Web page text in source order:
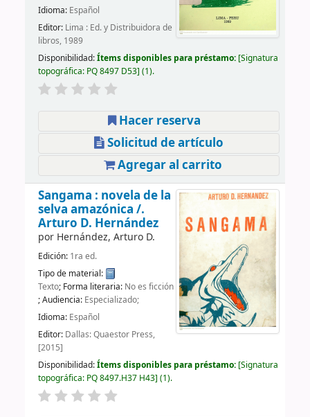
Idioma: Español
Editor: Lima : Ed. y Distribuidora de
libros, 1989
Disponibilidad:Ítems disponibles para préstamo: Signatura
topográfica: PQ 8497 D53 (1).
Hacer reserva
Solicitud de artículo
Agregar al carrito
Sangama : novela de la
selva amazónica /.
Arturo D. Hernández
por Hernández, Arturo D.
Edición: 1ra ed.
Tipo de material:
Texto; Forma literaria: No es ficción
; Audiencia: Especializado;
Idioma: Español
Editor: Dallas: Quaestor Press,
[2015]
Disponibilidad:Ítems disponibles para préstamo: Signatura
topográfica: PQ 8497.H37 H43 (1).